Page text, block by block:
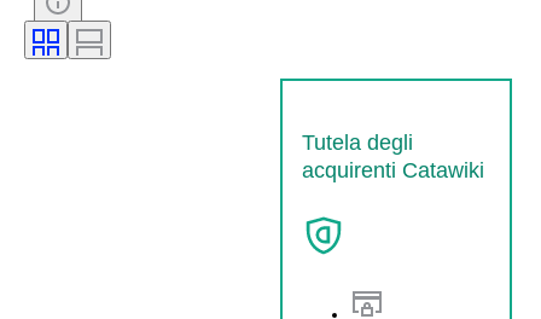
Tutela degli
acquirenti Catawiki